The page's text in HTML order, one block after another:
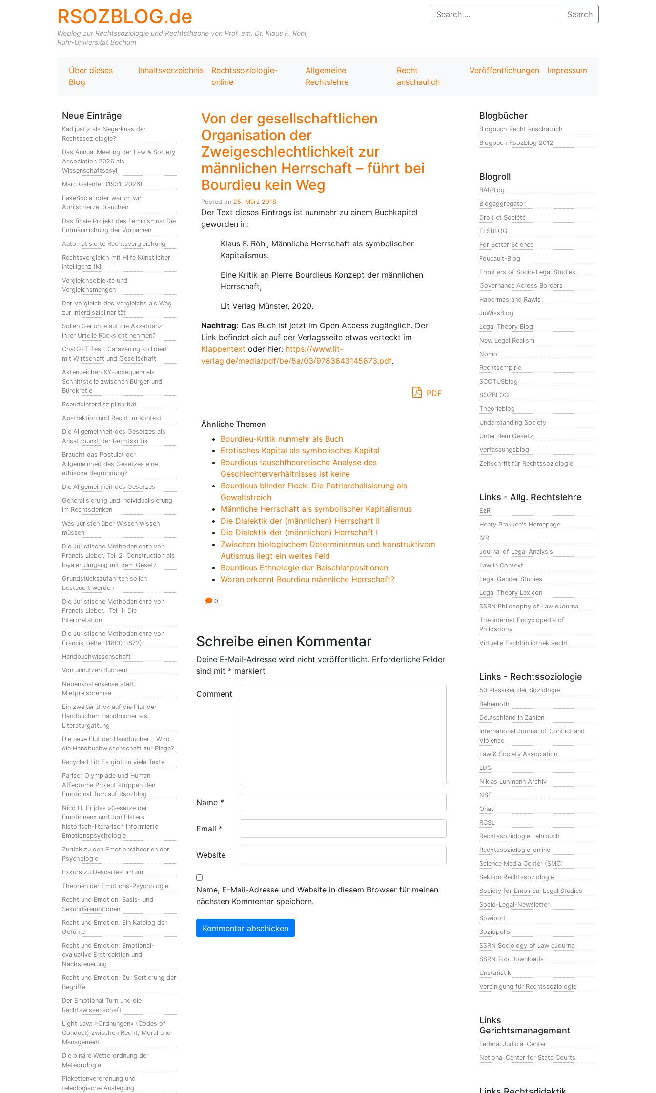
RSOZBLOG.de
Weblog zur Rechtssoziologie und Rechtstheorie von Prof. em. Dr. Klaus F. Röhl,
Ruhr-Universität Bochum
Search
Über dieses
Blog
Inhaltsverzeichnis
Rechtssoziologie-
online
Allgemeine
Rechtslehre
Recht
anschaulich
Veröffentlichungen Impressum
Neue Einträge
Kadijustiz als Negerkuss der
Rechtssoziologie?
Das Annual Meeting der Law & Society
Association 2026 als
Wissenschaftsasyl
Marc Galanter (1931-2026)
FakeSocial oder warum wir
Aprilscherze brauchen
Das finale Projekt des Feminismus: Die
Entmännlichung der Vornamen
Automatisierte Rechtsvergleichung
Rechtsvergleich mit Hilfe Künstlicher
Intelligenz (KI)
Vergleichsobjekte und
Vergleichsmengen
Der Vergleich des Vergleichs als Weg
zur Interdisziplinarität
Sollen Gerichte auf die Akzeptanz
ihrer Urteile Rücksicht nehmen?
ChatGPT-Test: Caravaning kollidiert
mit Wirtschaft und Gesellschaft
Aktenzeichen XY-unbequem als
Schnittstelle zwischen Bürger und
Bürokratie
Pseudointerdisziplinarität
Abstraktion und Recht im Kontext
Die Allgemeinheit des Gesetzes als
Ansatzpunkt der Rechtskritik
Braucht das Postulat der
Allgemeinheit des Gesetzes eine
ethische Begründung?
Die Allgemeinheit des Gesetzes
Generalisierung und Individualisierung
im Rechtsdenken
Was Juristen über Wissen wissen
müssen
Die Juristische Methodenlehre von
Francis Lieber. Teil 2: Construction als
loyaler Umgang mit dem Gesetz
Grundstückszufahrten sollen
besteuert werden
Die Juristische Methodenlehre von
Francis Lieber. Teil 1: Die
Interpretation
Die Juristische Methodenlehre von
Francis Lieber (1800-1872)
Handbuchwissenschaft
Von unnützen Büchern
Nebenkostensense statt
Mietpreisbremse
Ein zweiter Blick auf die Flut der
Handbücher: Handbücher als
Literaturgattung
Die neue Flut der Handbücher – Wird
die Handbuchwissenschaft zur Plage?
Recycled Lit: Es gibt zu viele Texte
Pariser Olympiade und Human
Affectome Project stoppen den
Emotional Turn auf Rsozblog
Nico H. Frijdas »Gesetze der
Emotionen« und Jon Elsters
historisch-literarisch informierte
Emotionspsychologie
Zurück zu den Emotionstheorien der
Psychologie
Exkurs zu Descartes‘ Irrtum
Theorien der Emotions-Psychologie
Recht und Emotion: Basis- und
Sekundäremotionen
Recht und Emotion: Ein Katalog der
Gefühle
Recht und Emotion: Emotional-
evaluative Erstreaktion und
Nachsteuerung
Recht und Emotion: Zur Sortierung der
Begriffe
Der Emotional Turn und die
Rechtswissenschaft
Light Law: »Ordnungen« (Codes of
Conduct) zwischen Recht, Moral und
Management
Die binäre Wetterordnung der
Meteorologie
Plakettenverordnung und
teleologische Auslegung
Von der gesellschaftlichen
Organisation der
Zweigeschlechtlichkeit zur
männlichen Herrschaft – führt bei
Bourdieu kein Weg
Posted on 25. März 2018
Der Text dieses Eintrags ist nunmehr zu einem Buchkapitel
geworden in:
Klaus F. Röhl, Männliche Herrschaft als symbolischer
Kapitalismus.
Eine Kritik an Pierre Bourdieus Konzept der männlichen
Herrschaft,
Lit Verlag Münster, 2020.
Nachtrag: Das Buch ist jetzt im Open Access zugänglich. Der
Link befindet sich auf der Verlagsseite etwas verteckt im
Klappentext oder hier: https://www.lit-
verlag.de/media/pdf/be/5a/03/9783643145673.pdf.
PDF
Ähnliche Themen
Bourdieu-Kritik nunmehr als Buch
Erotisches Kapital als symbolisches Kapital
Bourdieus tauschtheoretische Analyse des
Geschlechterverhältnisses ist keine
Bourdieus blinder Fleck: Die Patriarchalisierung als
Gewaltstreich
Männliche Herrschaft als symbolischer Kapitalismus
Die Dialektik der (männlichen) Herrschaft II
Die Dialektik der (männlichen) Herrschaft I
Zwischen biologischem Determinismus und konstruktivem
Autismus liegt ein weites Feld
Bourdieus Ethnologie der Beischlafpositionen
Woran erkennt Bourdieu männliche Herrschaft?
0
Schreibe einen Kommentar
Deine E-Mail-Adresse wird nicht veröffentlicht. Erforderliche Felder
sind mit * markiert
Comment
Name *
Email *
Website
Name, E-Mail-Adresse und Website in diesem Browser für meinen
nächsten Kommentar speichern.
Blogbücher
Blogbuch Recht anschaulich
Blogbuch Rsozblog 2012
Blogroll
BARBlog
Blogaggregator
Droit et Société
ELSBLOG
For Better Science
Foucault-Blog
Frontiers of Socio-Legal Studies
Governance Across Borders
Habermas and Rawls
JuWissBlog
Legal Theory Blog
New Legal Realism
Nomoi
Rechtsempirie
SCOTUSblog
SOZBLOG
Theorieblog
Understanding Society
Unter dem Gesetz
Verfassungsblog
Zeitschrift für Rechtssoziologie
Links - Allg. Rechtslehre
EzR
Henry Prakken's Homepage
IVR
Journal of Legal Analysis
Law in Context
Legal Gender Studies
Legal Theory Lexicon
SSRN Philosophy of Law eJournal
The Internet Encyclopedia of
Philosophy
Virtuelle Fachbibliothek Recht
Links - Rechtssoziologie
50 Klassiker der Soziologie
Behemoth
Deutschland in Zahlen
International Journal of Conflict and
Violence
Law & Society Association
LDG
Niklas Luhmann Archiv
NSF
Oñati
RCSL
Rechtssoziologie Lehrbuch
Rechtssoziologie-online
Science Media Center (SMC)
Sektion Rechtssoziologie
Society for Empirical Legal Studies
Socio-Legal-Newsletter
Sowiport
Soziopolis
SSRN Sociology of Law eJournal
SSRN Top Downloads
Unstatistik
Vereinigung für Rechtssoziologie
Links
Gerichtsmanagement
Federal Judicial Center
National Center for State Courts